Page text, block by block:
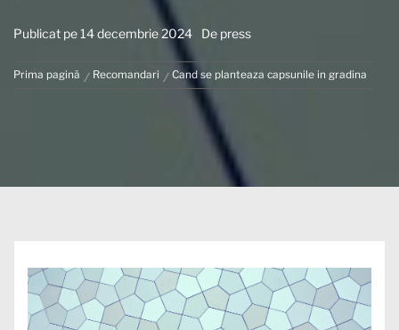
Publicat pe14 decembrie 2024 De press
Prima pagină Recomandari Cand se planteaza capsunile in gradina